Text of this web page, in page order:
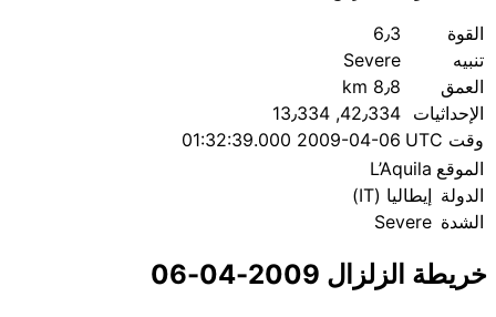
القوة
6٫3
تنبيه
Severe
العمق
8٫8 km
الإحداثيات 42٫334, 13٫334
وقت UTC
2009-04-06 01:32:39.000
الموقع L’Aquila
الدولة إيطاليا (IT)
الشدة Severe
خريطة الزلزال 2009-04-06